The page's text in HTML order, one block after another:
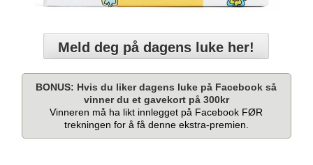
Meld deg på dagens luke her!
BONUS: Hvisdu liker dagens luke på Facebook så
vinner du et gavekort på 300kr
Vinneren må ha likt innlegget på Facebook FØR
trekningen for å få denne ekstra-premien.